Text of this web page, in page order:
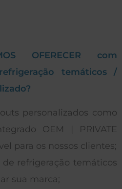
OFERECER com
temáticos /
personalizados como
OEM | PRIVATE
para os nossos clientes;
refrigeração temáticos
sua marca;